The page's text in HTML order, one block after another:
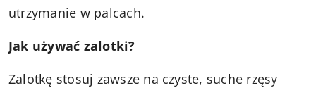
utrzymanie w palcach.
Jak używać zalotki?
Zalotkę stosuj zawsze na czyste, suche rzęsy